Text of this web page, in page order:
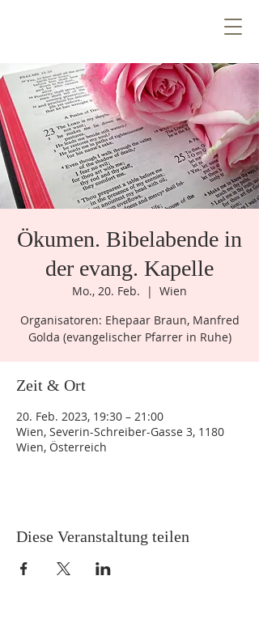
V
E
R T
E
ÖkumeneWe
i
n
Ökumen. Bibelabende in
der evang. Kapelle
Mo., 20. Feb.
  |
Wien
Organisatoren: Ehepaar Braun, Manfred
Golda (evangelischer Pfarrer in Ruhe)
Zeit & Ort
20. Feb. 2023, 19:30 – 21:00
Wien, Severin-Schreiber-Gasse 3, 1180
Wien, Österreich
Diese Veranstaltung teilen